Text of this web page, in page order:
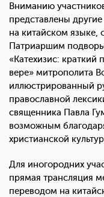
Вниманию
представлены
на китайском языке,
Патриаршим
«Катехизис: краткий
вере» митрополита
иллюстрированный
православной
священника Павла
возможным
христианской
Для иногородних
прямая трансляция
переводом на